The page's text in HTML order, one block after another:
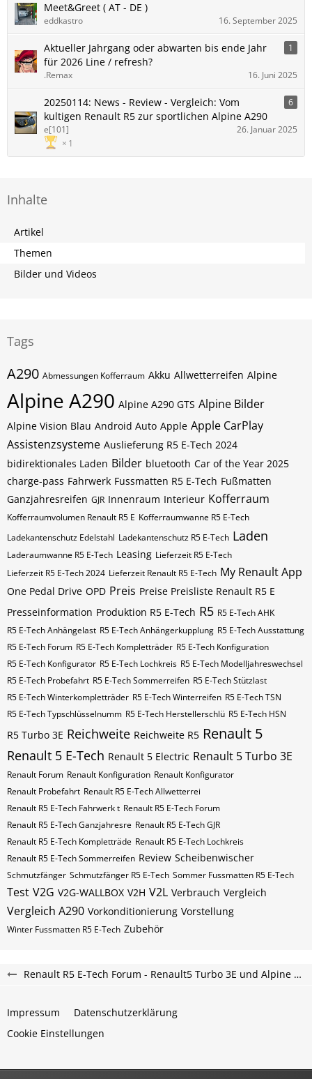
Meet&Greet ( AT - DE )
eddkastro 16. September 2025
Aktueller Jahrgang oder abwarten bis ende Jahr
für 2026 Line / refresh?
1
.Remax 16. Juni 2025
20250114: News - Review - Vergleich: Vom
kultigen Renault R5 zur sportlichen Alpine A290
6
1
e[101] 26. Januar 2025
Inhalte
Artikel
Themen
Bilder und Videos
Tags
A290 Abmessungen Kofferraum Akku Allwetterreifen Alpine
Alpine A290 Alpine A290 GTS Alpine Bilder
Alpine Vision Blau Android Auto Apple Apple CarPlay
Assistenzsysteme Auslieferung R5 E-Tech 2024
bidirektionales Laden Bilder bluetooth Car of the Year 2025
charge-pass Fahrwerk Fussmatten R5 E-Tech Fußmatten
Ganzjahresreifen GJR Innenraum Interieur Kofferraum
Kofferraumvolumen Renault R5 E Kofferraumwanne R5 E-Tech
Ladekantenschutz Edelstahl Ladekantenschutz R5 E-Tech Laden
Laderaumwanne R5 E-Tech Leasing Lieferzeit R5 E-Tech
Lieferzeit R5 E-Tech 2024 Lieferzeit Renault R5 E-Tech My Renault App
One Pedal Drive OPD Preis Preise Preisliste Renault R5 E
Presseinformation Produktion R5 E-Tech R5 R5 E-Tech AHK
R5 E-Tech Anhängelast R5 E-Tech Anhängerkupplung R5 E-Tech Ausstattung
R5 E-Tech Forum R5 E-Tech Kompletträder R5 E-Tech Konfiguration
R5 E-Tech Konfigurator R5 E-Tech Lochkreis R5 E-Tech Modelljahreswechsel
R5 E-Tech Probefahrt R5 E-Tech Sommerreifen R5 E-Tech Stützlast
R5 E-Tech Winterkompletträder R5 E-Tech Winterreifen R5 E-Tech​​​​ TSN
R5 E-Tech​​​​ Typschlüsselnumm R5 E-Tech​​​​​ Herstellerschlü R5 E-Tech​​​​​ HSN
R5 Turbo 3E Reichweite Reichweite R5 Renault 5
Renault 5 E-Tech Renault 5 Electric Renault 5 Turbo 3E
Renault Forum Renault Konfiguration Renault Konfigurator
Renault Probefahrt Renault R5 E-Tech Allwetterrei
Renault R5 E-Tech Fahrwerk t Renault R5 E-Tech Forum
Renault R5 E-Tech Ganzjahresre Renault R5 E-Tech GJR
Renault R5 E-Tech Kompletträde Renault R5 E-Tech Lochkreis
Renault R5 E-Tech Sommerreifen Review Scheibenwischer
Schmutzfänger Schmutzfänger R5 E-Tech Sommer Fussmatten R5 E-Tech
Test V2G V2G-WALLBOX V2H V2L Verbrauch Vergleich
Vergleich A290 Vorkonditionierung Vorstellung
Winter Fussmatten R5 E-Tech Zubehör
Renault R5 E-Tech Forum - Renault5 Turbo 3E und Alpine A290 Elektro Forum
Impressum
Datenschutzerklärung
Cookie Einstellungen